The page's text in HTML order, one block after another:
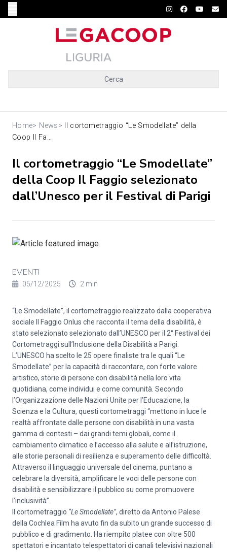
Cerca
Home> News>
Il cortometraggio “Le Smodellate” della
Coop Il Fa...
Il cortometraggio “Le Smodellate”
della Coop Il Faggio selezionato
dall’Unesco per il Festival di Parigi
EVENTI
05/12/2025 2 min
“Le Smodellate”, il cortometraggio realizzato dalla cooperativa
sociale Il Faggio Onlus che racconta il tema della disabilità, è
stato selezionato selezionato dall’UNESCO per il 2° Festival dei
Cortometraggi sull’Inclusione della Disabilità a Parigi.
L’UNESCO ha scelto le 25 opere finaliste tra le quali “Le
Smodellate” per la capacità di raccontare, con forte valore
artistico, storie di persone con disabilità nella loro vita
quotidiana, come individui e come comunità. Secondo
l’Organizzazione delle Nazioni Unite per l’Educazione, la
Scienza e la Cultura, questi cortometraggi “mettono in luce le
realtà affrontate dalle persone con disabilità in una vasta
gamma di contesti – dai grandi temi globali, come il
cambiamento climatico e l’accesso alla salute e all’istruzione,
alle storie personali di resilienza e superamento delle difficoltà.
Attraverso il linguaggio universale del cinema, puntano a
celebrare la diversità, amplificare le voci delle persone con
disabilità e sensibilizzare il pubblico su come promuovere
l’inclusività”.
Il cortometraggio “Le Smodellate”, diretto da Antonio Palese
della Cochlea Film ha avuto fin da subito un grande successo di
pubblico e di gradimento. Ha riempito platee con oltre 500
spettatori e incantato telespettatori di canali televisivi nazionali